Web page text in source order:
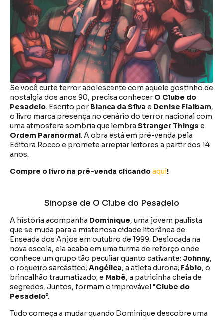
Se você curte terror adolescente com aquele gostinho de
nostalgia dos anos 90, precisa conhecer O Clube do
Pesadelo. Escrito por Bianca da Silva e Denise Flaibam,
o livro marca presença no cenário do terror nacional com
uma atmosfera sombria que lembra Stranger Things e
Ordem Paranormal. A obra está em pré-venda pela
Editora Rocco e promete arrepiar leitores a partir dos 14
anos.
Compre o livro na pré-venda clicandoaqui!
Sinopse de O Clube do Pesadelo
A história acompanha Dominique, uma jovem paulista
que se muda para a misteriosa cidade litorânea de
Enseada dos Anjos em outubro de 1999. Deslocada na
nova escola, ela acaba em uma turma de reforço onde
conhece um grupo tão peculiar quanto cativante: Johnny,
o roqueiro sarcástico; Angélica, a atleta durona; Fábio, o
brincalhão traumatizado; e Mabê, a patricinha cheia de
segredos. Juntos, formam o improvável “Clube do
Pesadelo”.
Tudo começa a mudar quando Dominique descobre uma